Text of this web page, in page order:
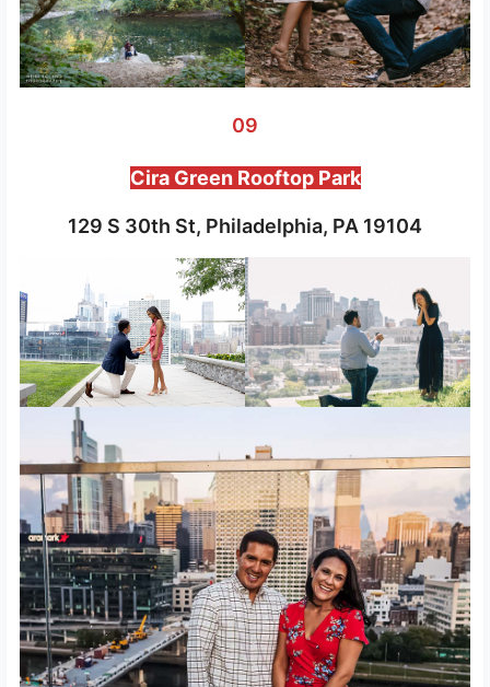
09
Cira Green Rooftop Park
129 S 30th St, Philadelphia, PA 19104